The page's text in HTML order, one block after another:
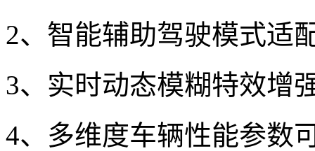
2、智能辅助驾驶模式适
3、实时动态模糊特效增
4、多维度车辆性能参数